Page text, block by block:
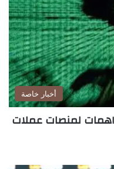
أخبار خاصة
في مداهمات لمنصات عملات